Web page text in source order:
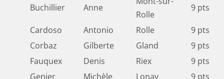
Buchillier
Anne
Rolle
9 pts
Cardoso Antonio Rolle
9 pts
Corbaz
Gilberte Gland
9 pts
Fauquex
Denis Riex
9 pts
Genier
Michèle Lonay 9 pts